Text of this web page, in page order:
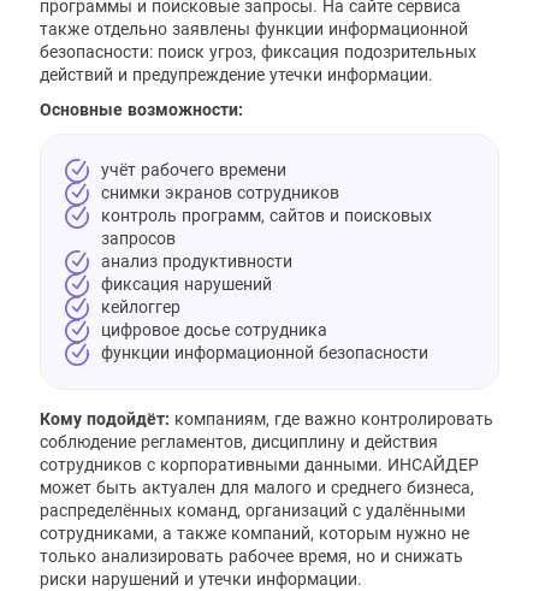
программы и поисковые запросы. На сайте сервиса
также отдельно заявлены функции информационной
безопасности: поиск угроз, фиксация подозрительных
действий и предупреждение утечки информации.
Основные возможности:
учёт рабочего времени
снимки экранов сотрудников
контроль программ, сайтов и поисковых
запросов
анализ продуктивности
фиксация нарушений
кейлоггер
цифровое досье сотрудника
функции информационной безопасности
Кому подойдёт: компаниям, где важно контролировать
соблюдение регламентов, дисциплину и действия
сотрудников с корпоративными данными. ИНСАЙДЕР
может быть актуален для малого и среднего бизнеса,
распределённых команд, организаций с удалёнными
сотрудниками, а также компаний, которым нужно не
только анализировать рабочее время, но и снижать
риски нарушений и утечки информации.